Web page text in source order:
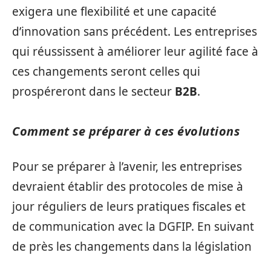
exigera une flexibilité et une capacité
d’innovation sans précédent. Les entreprises
qui réussissent à améliorer leur agilité face à
ces changements seront celles qui
prospéreront dans le secteur B2B.
Comment se préparer à ces évolutions
Pour se préparer à l’avenir, les entreprises
devraient établir des protocoles de mise à
jour réguliers de leurs pratiques fiscales et
de communication avec la DGFIP. En suivant
de près les changements dans la législation